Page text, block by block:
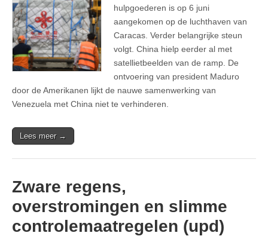
hulpgoederen is op 6 juni
aangekomen op de luchthaven van
Caracas. Verder belangrijke steun
volgt. China hielp eerder al met
satellietbeelden van de ramp. De
ontvoering van president Maduro
door de Amerikanen lijkt de nauwe samenwerking van
Venezuela met China niet te verhinderen.
Lees meer →
Zware regens,
overstromingen en slimme
controlemaatregelen (upd)